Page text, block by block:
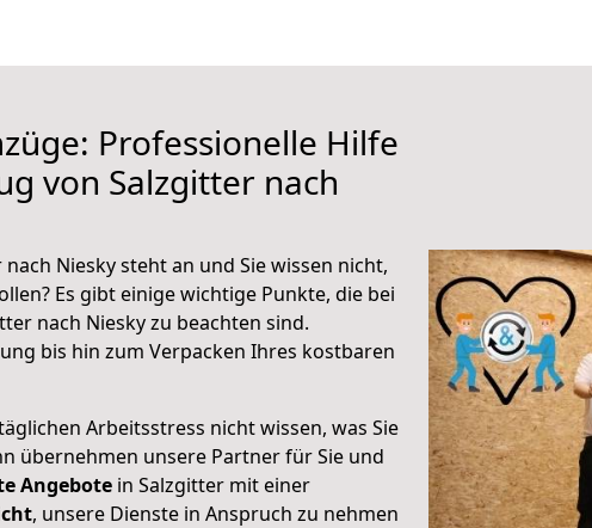
Professionelle Hilfe
von Salzgitter nach
Niesky steht an und Sie wissen nicht,
Es gibt einige wichtige Punkte, die bei
nach Niesky zu beachten sind.
bis hin zum Verpacken Ihres kostbaren
Arbeitsstress nicht wissen, was Sie
übernehmen unsere Partner für Sie und
Angebote in Salzgitter mit einer
, unsere Dienste in Anspruch zu nehmen